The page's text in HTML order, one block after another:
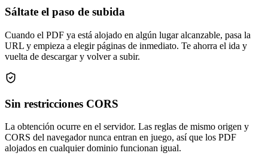
Sáltate el paso de subida
Cuando el PDF ya está alojado en algún lugar alcanzable, pasa la
URL y empieza a elegir páginas de inmediato. Te ahorra el ida y
vuelta de descargar y volver a subir.
Sin restricciones CORS
La obtención ocurre en el servidor. Las reglas de mismo origen y
CORS del navegador nunca entran en juego, así que los PDF
alojados en cualquier dominio funcionan igual.